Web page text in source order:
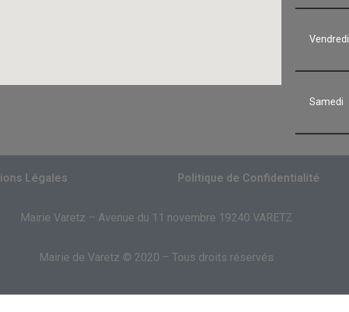
Vendredi
Samedi
Légales Politique de Confidentialité
Mairie Varetz – Avenue du 11 novembre 19240 VARETZ
Mairie de Varetz © 2020 – Tous droits réservés